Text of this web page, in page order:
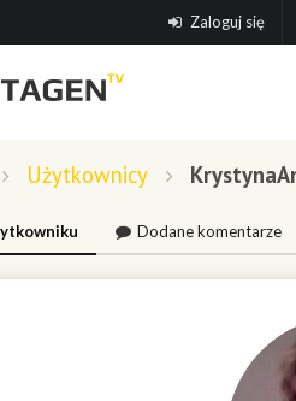
Zaloguj się
Użytkownicy
Dodane komentarze